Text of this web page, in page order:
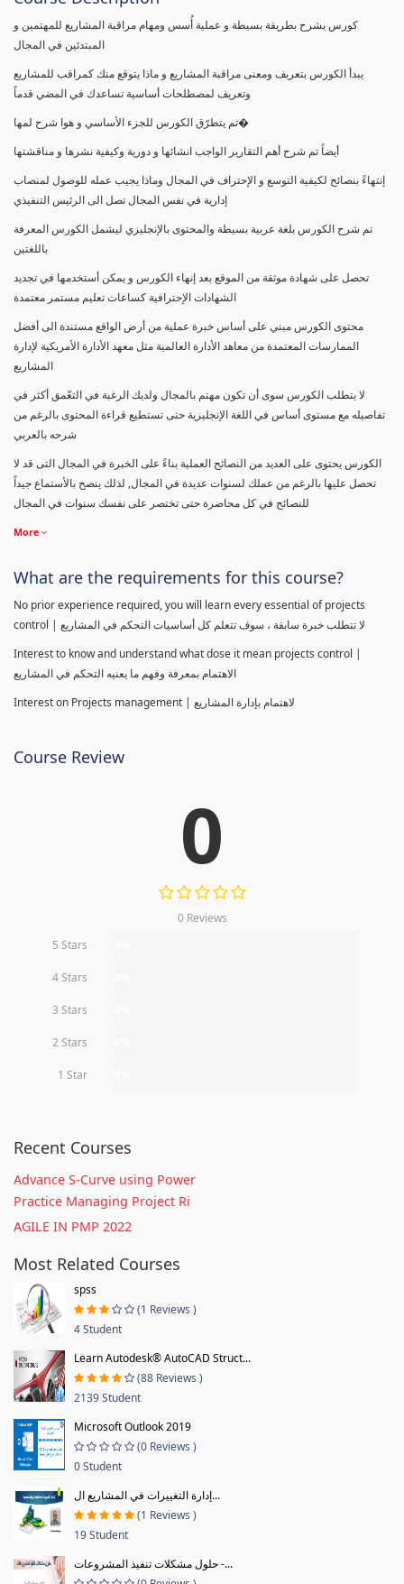
كورس يشرح بطريقة بسيطة و عملية أُسس ومهام مراقبة المشاريع للمهتمين و
المبتدئين في المجال
يبدأ الكورس بتعريف ومعنى مراقبة المشاريع و ماذا يتوقع منك كمراقب للمشاريع
وتعريف لمصطلحات أساسية تساعدك في المضي قدماً
ثم يتطرّق الكورس للجزء الأساسي و هوا شرح لمها�
أيضاً تم شرح أهم التقارير الواجب انشائها و دورية وكيفية نشرها و مناقشتها
إنتهاءً بنصائح لكيفية التوسع و الإحتراف في المجال وماذا يجيب عمله للوصول لمنصاب
إدارية في نفس المجال تصل الى الرئيس التنفيذي
تم شرح الكورس بلغة عربية بسيطة والمحتوى بالإنجليزي ليشمل الكورس المعرفة
باللغتين
تحصل على شهادة موثقة من الموقع بعد إنهاء الكورس و يمكن أستخدمها في تجديد
الشهادات الإحترافية كساعات تعليم مستمر معتمدة
محتوى الكورس مبني على أساس خبرة عملية من أرض الواقع مستندة الى أفضل
الممارسات المعتمدة من معاهد الأدارة العالمية مثل معهد الأدارة الأمريكية لإدارة
المشاريع
لا يتطلب الكورس سوى أن تكون مهتم بالمجال ولديك الرغبة في التعّمق أكثر في
تفاصيله مع مستوى أساس في اللغة الإنجليزية حتى تستطيع قراءة المحتوى بالرغم من
شرحه بالعربي
الكورس يحتوى على العديد من النصائح العملية بناءً على الخبرة في المجال التى قد لا
تحصل عليها بالرغم من عملك لسنوات عديدة في المجال, لذلك ينصح بالأستماع جيداً
للنصائح في كل محاضرة حتى تختصر على نفسك سنوات في المجال
More
What are the requirements for this course?
No prior experience required, you will learn every essential of projects
control | لا تتطلب خبرة سابقة ، سوف تتعلم كل أساسيات التحكم في المشاريع
Interest to know and understand what dose it mean projects control |
الاهتمام بمعرفة وفهم ما يعنيه التحكم في المشاريع
Interest on Projects management | لاهتمام بإدارة المشاريع
Course Review
0
0 Reviews
5 Stars
4 Stars
3 Stars
2 Stars
1 Star
Recent Courses
Advance S-Curve using Power
Practice Managing Project Ri
AGILE IN PMP 2022
Most Related Courses
spss
(1 Reviews )
4 Student
Learn Autodesk® AutoCAD Struct...
(88 Reviews )
2139 Student
Microsoft Outlook 2019
(0 Reviews )
0 Student
إدارة التغييرات في المشاريع ال...
(1 Reviews )
19 Student
حلول مشكلات تنفيذ المشروعات -...